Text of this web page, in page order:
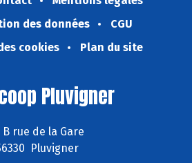
des données
CGU
cookies
Plan du site
Pluvigner
B rue de la Gare
Pluvigner